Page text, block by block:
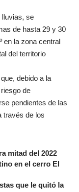
lluvias, se
de hasta 29 y 30
en la zona central
del territorio
debido a la
de
pendientes de las
través de los
mitad del 2022
en el cerro El
que le quitó la